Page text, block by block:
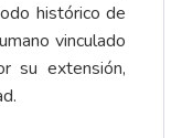
histórico de
vinculado
su extensión,